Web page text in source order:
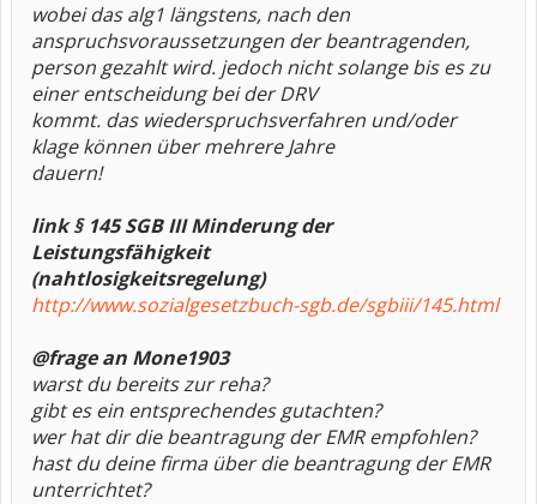
wobei das alg1 längstens, nach den
anspruchsvoraussetzungen der beantragenden,
person gezahlt wird. jedoch nicht solange bis es zu
einer entscheidung bei der DRV
kommt. das wiederspruchsverfahren und/oder
klage können über mehrere Jahre
dauern!
link § 145 SGB III Minderung der
Leistungsfähigkeit
(nahtlosigkeitsregelung)
http://www.sozialgesetzbuch-sgb.de/sgbiii/145.html
@frage an Mone1903
warst du bereits zur reha?
gibt es ein entsprechendes gutachten?
wer hat dir die beantragung der EMR empfohlen?
hast du deine firma über die beantragung der EMR
unterrichtet?